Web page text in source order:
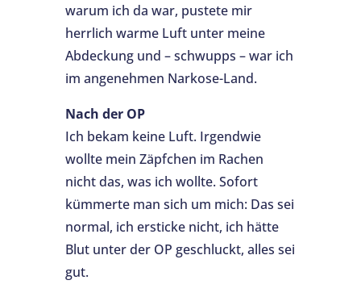
warum ich da war, pustete mir
herrlich warme Luft unter meine
Abdeckung und – schwupps – war ich
im angenehmen Narkose-Land.
Nach der OP
Ich bekam keine Luft. Irgendwie
wollte mein Zäpfchen im Rachen
nicht das, was ich wollte. Sofort
kümmerte man sich um mich: Das sei
normal, ich ersticke nicht, ich hätte
Blut unter der OP geschluckt, alles sei
gut.